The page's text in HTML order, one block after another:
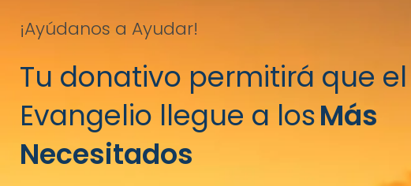
¡Ayúdanos a Ayudar!
Tu donativo permitirá que el
Evangelio llegue a losMás
Necesitados